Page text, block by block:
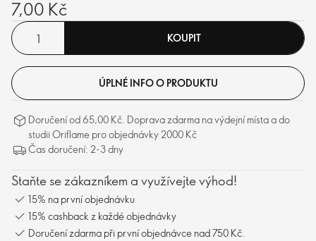
7,00 Kč
KOUPIT
ÚPLNÉ INFO O PRODUKTU
Doručení od 65,00 Kč. Doprava zdarma na výdejní místa a do
studii Oriflame pro objednávky 2000 Kč
Čas doručení: 2-3 dny
Staňte se zákazníkem a využívejte výhod!
15% na první objednávku
15% cashback z každé objednávky
Doručení zdarma při první objednávce nad 750 Kč.